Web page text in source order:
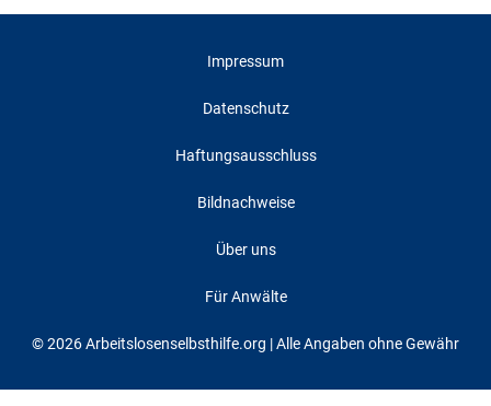
Impressum
Datenschutz
Haftungsausschluss
Bildnachweise
Über uns
Für Anwälte
© 2026 Arbeitslosenselbsthilfe.org | Alle Angaben ohne Gewähr